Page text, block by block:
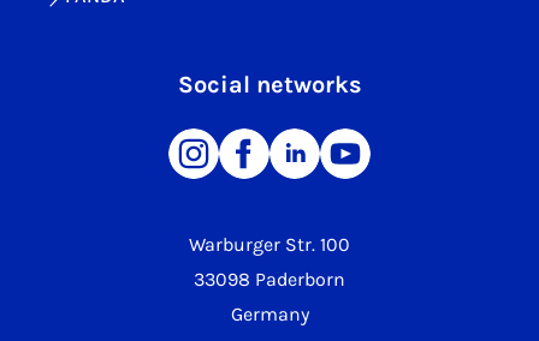
Warburger Str. 100
33098 Paderborn
Germany
Social networks